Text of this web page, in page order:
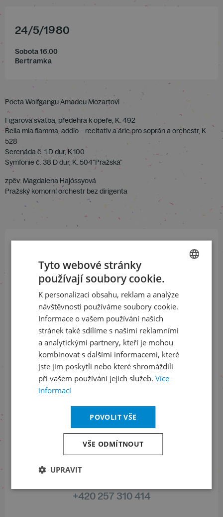
24/5/1980
Sobota 16.00
Bertramka
Pocta Wolfgangu Amadeu Mozartovi
Figarova svatba, předehra k opeře, K. 492
Bella mia fiamma, addio – recitativ a árie pro soprán a orchestr, K.
528
Serenáda č. 1 D dur, K.100
Symfonie č. 38 D dur, K. 504″Pražská“
zpěv: Magdalena Hajóssyová
Pražský komorní orchestr bez dirigenta
a buďte jako první v obraze
ODEBÍRAT NEWSLETTER
Sledujte nás na sociálních sítích
LinkedIn
flickr
Informace o stavu objednávek
+420 461 049 232
Informace o programu
+420 257 310 414
ENGLISH
Tyto webové stránky
používají soubory cookie.
K personalizaci obsahu, reklam a analýze
návštěvnosti používáme soubory cookie.
Informace o vašem používání našich
stránek také sdílíme s našimi reklamními
a analytickými partnery, kteří je mohou
kombinovat s dalšími informacemi, které
jste jim poskytli nebo které shromáždili
při vašem používání jejich služeb. Více
informací
POVOLIT VŠE
VŠE ODMÍTNOUT
UPRAVIT